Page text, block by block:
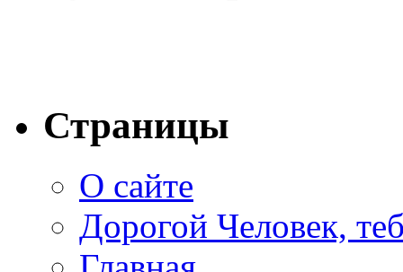
Страницы
О сайте
Дорогой Человек,